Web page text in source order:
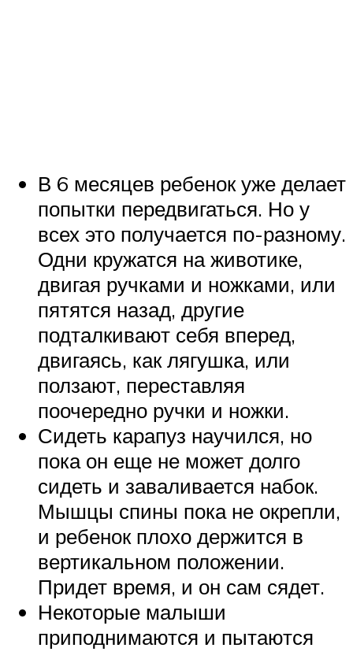
В 6 месяцев ребенок уже делает
попытки передвигаться. Но у
всех это получается по-разному.
Одни кружатся на животике,
двигая ручками и ножками, или
пятятся назад, другие
подталкивают себя вперед,
двигаясь, как лягушка, или
ползают, переставляя
поочередно ручки и ножки.
Сидеть карапуз научился, но
пока он еще не может долго
сидеть и заваливается набок.
Мышцы спины пока не окрепли,
и ребенок плохо держится в
вертикальном положении.
Придет время, и он сам сядет.
Некоторые малыши
приподнимаются и пытаются